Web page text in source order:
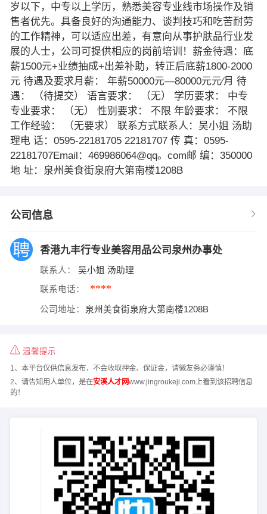
岁以下，中专以上学历，熟悉美容专业线市场操作及销
售者优先。具备良好的沟通能力、谈判技巧和吃苦耐劳
的工作精神，可以适应出差，有意向从事护肤品行业发
展的人士，公司可提供相应的岗前培训！薪金待遇：底
薪1500元+业绩抽成+出差补助，转正后底薪1800-2000
元 待遇及要求月薪： 年薪50000元—80000元元∕月 待
遇： （待提交） 语言要求： （无） 学历要求： 中专
专业要求： （无） 性别要求： 不限 年龄要求： 不限
工作经验： （无要求） 联系方式联系人：吴小姐 汤助
理电 话：0595-22181705 22181707 传 真：0595-
22181707Email：469986064@qq。com邮 编：350000
地 址：泉州美食街泉府大第南楼1208B
公司信息
香港九丰行专业美容用品公司泉州办事处
联系人： 吴小姐 汤助理
联系电话： ****
公司地址： 泉州美食街泉府大第南楼1208B
温馨提示
1、本平台仅供信息发布，不会收取押金、保证金，请微友务必谨慎！
2、请告知用人单位，是在安溪人才网www.jingroukeji.com上看到该招聘信息
的！